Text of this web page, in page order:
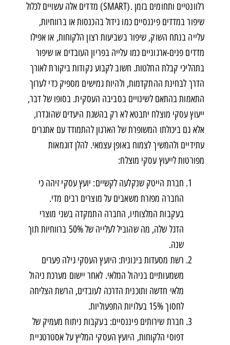
רלוונטיים ותחומים בזמן .(SMART) מדדים אלה עשויים לכלול
שיפור במדדים פיננסיים כמו גידול בהכנסות או ברווחיות,
עלייה בנתח השוק, שיפור בשביעות רצון הלקוחות, או אפילו
מדדים פנים-ארגוניים כמו עלייה בפריון העובדים או שיפור
בתהליכי קבלת החלטות. חשוב לקבוע נקודות ביקורת לאורך
הדרך לבחינת ההתקדמות, ולהיות גמישים מספיק כדי לערוך
התאמות בהתאם לשינויים בסביבה העסקית. בסופו של דבר,
ייעוץ עסקי מוצלח יתבטא לא רק בהשגת היעדים שהוגדרו,
אלא גם ביכולתו המשופרת של הארגון להתמודד עם אתגרים
עתידיים ולהמשיך לצמוח באופן עצמאי. להלן דוגמאות
מפורטות לייעוץ עסקי מוצלח:
חברת הייטק שנקלעה לקשיים: יועץ עסקי זיהה כי
החברה מפזרת משאבים על מוצרים רבים מדי.
בעקבות המלצותיו, החברה התמקדה בשני מוצרי
הדגל שלה, מה שהוביל לעלייה של 50% ברווחיות תוך
שנה.
רשת מסעדות בינונית: היועץ העסקי גילה פערים
משמעותיים בניהול המלאי. לאחר יישום מערכת ניהול
מלאי חדשה ותוכנית הדרכה לעובדים, הרשת הצליחה
לחסוך 15% בעלויות התפעוליות.
חברת שירותים פיננסיים: בעקבות ניתוח מעמיק של
דפוסי הלקוחות, היועץ העסקי המליץ על אסטרטגיית